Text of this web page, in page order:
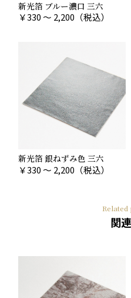
新光箔 ブルー濃口 三六
￥330 ～ 2,200 （税込）
新光箔 銀ねずみ色 三六
￥330 ～ 2,200 （税込）
Related
関